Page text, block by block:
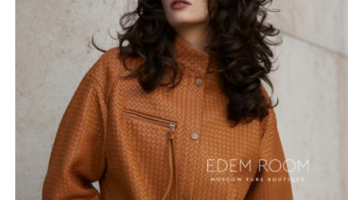
комфортного ношения. Куртка идеально подходит как
для прогулок по городу, так и для активного отдыха на
природе. Она элегантно дополняет любой образ, будь
то джинсы, футболка или платье.
Кожаная куртка бомбер рыжего цвета — это не
просто предмет одежды, а настоящее произведение
искусства, способное подчеркнуть вашу уникальность
и стиль. С ней легко экспериментировать, создавая
новые образы и сочетания, что делает её
незаменимым элементом современного гардероба.